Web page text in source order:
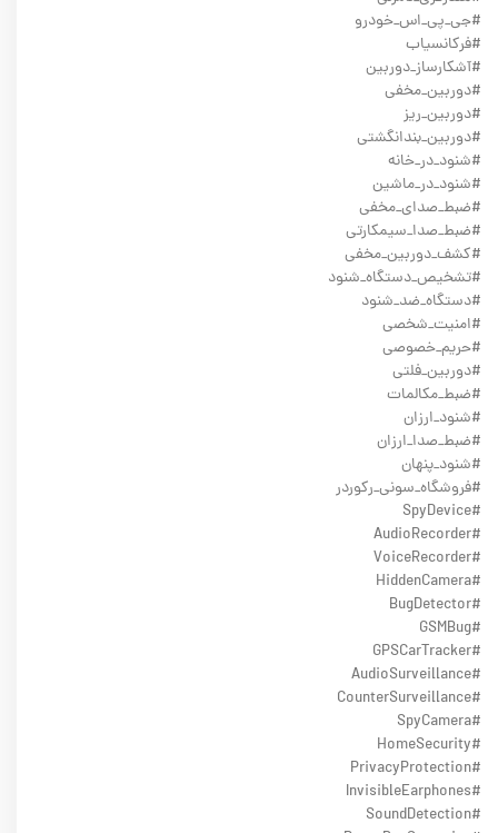
#جی_پی_اس_خودرو
#فرکانسیاب
#آشکارساز_دوربین
#دوربین_مخفی
#دوربین_ریز
#دوربین_بندانگشتی
#شنود_در_خانه
#شنود_در_ماشین
#ضبط_صدای_مخفی
#ضبط_صدا_سیمکارتی
#کشف_دوربین_مخفی
#تشخیص_دستگاه_شنود
#دستگاه_ضد_شنود
#امنیت_شخصی
#حریم_خصوصی
#دوربین_فلتی
#ضبط_مکالمات
#شنود_ارزان
#ضبط_صدا_ارزان
#شنود_پنهان
#فروشگاه_سونی_رکوردر
#SpyDevice
#AudioRecorder
#VoiceRecorder
#HiddenCamera
#BugDetector
#GSMBug
#GPSCarTracker
#AudioSurveillance
#CounterSurveillance
#SpyCamera
#HomeSecurity
#PrivacyProtection
#InvisibleEarphones
#SoundDetection